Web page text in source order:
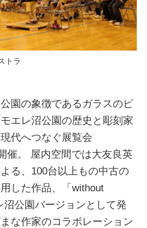
トラ
園の象徴であるガラスのピ
エレ沼公園の歴史と彫刻家
代へつなぐ展覧会
催。 屋内空間では大友良英
る、100台以上もの中古の
した作品、「without
公園バージョンとして発
な作家のコラボレーション